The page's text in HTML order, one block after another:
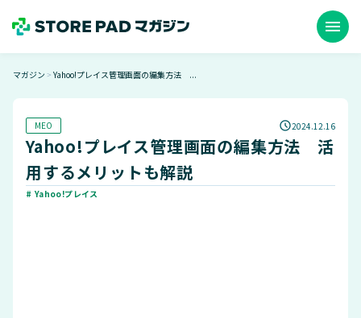
マガジン ＞ Yahoo!プレイス管理画面の編集方法 ...
MEO 2024.12.16
Yahoo!プレイス管理画面の編集方法 活
用するメリットも解説
# Yahoo!プレイス
menu